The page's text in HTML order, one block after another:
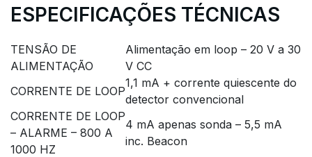
ESPECIFICAÇÕES TÉCNICAS
TENSÃO DE
ALIMENTAÇÃO
Alimentação em loop – 20 V a 30
V CC
CORRENTE DE LOOP
1,1 mA + corrente quiescente do
detector convencional
CORRENTE DE LOOP
– ALARME – 800 A
1000 HZ
4 mA apenas sonda – 5,5 mA
inc. Beacon